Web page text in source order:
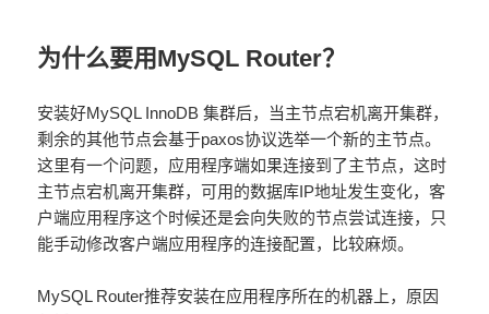
为什么要用MySQL Router？
安装好MySQL InnoDB 集群后，当主节点宕机离开集群，
剩余的其他节点会基于paxos协议选举一个新的主节点。
这里有一个问题，应用程序端如果连接到了主节点，这时
主节点宕机离开集群，可用的数据库IP地址发生变化，客
户端应用程序这个时候还是会向失败的节点尝试连接，只
能手动修改客户端应用程序的连接配置，比较麻烦。
MySQL Router推荐安装在应用程序所在的机器上，原因